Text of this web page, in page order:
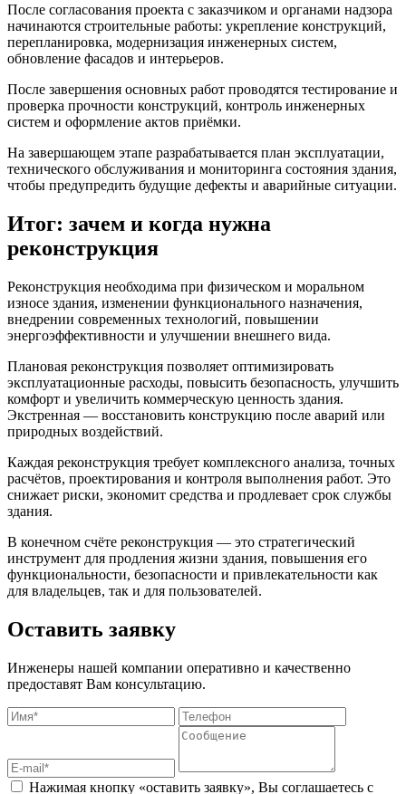
После согласования проекта с заказчиком и органами надзора
начинаются строительные работы: укрепление конструкций,
перепланировка, модернизация инженерных систем,
обновление фасадов и интерьеров.
После завершения основных работ проводятся тестирование и
проверка прочности конструкций, контроль инженерных
систем и оформление актов приёмки.
На завершающем этапе разрабатывается план эксплуатации,
технического обслуживания и мониторинга состояния здания,
чтобы предупредить будущие дефекты и аварийные ситуации.
Итог: зачем и когда нужна
реконструкция
Реконструкция необходима при физическом и моральном
износе здания, изменении функционального назначения,
внедрении современных технологий, повышении
энергоэффективности и улучшении внешнего вида.
Плановая реконструкция позволяет оптимизировать
эксплуатационные расходы, повысить безопасность, улучшить
комфорт и увеличить коммерческую ценность здания.
Экстренная — восстановить конструкцию после аварий или
природных воздействий.
Каждая реконструкция требует комплексного анализа, точных
расчётов, проектирования и контроля выполнения работ. Это
снижает риски, экономит средства и продлевает срок службы
здания.
В конечном счёте реконструкция — это стратегический
инструмент для продления жизни здания, повышения его
функциональности, безопасности и привлекательности как
для владельцев, так и для пользователей.
Оставить заявку
Инженеры нашей компании оперативно и качественно
предоставят Вам консультацию.
Нажимая кнопку «оставить заявку», Вы соглашаетесь с